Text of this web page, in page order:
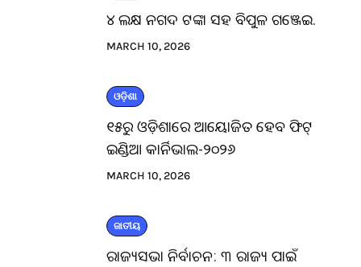
୪ ଲକ୍ଷ ନଗଦ ଟଙ୍କା ସହ ବିପୁଳ ଗଞ୍ଜେଇ.
MARCH 10, 2026
ଓଡ଼ିଶା
୧୫ରୁ ଓଡ଼ିଶାରେ ଆୟୋଜିତ ହେବ ଫିଟ୍
ଇଣ୍ଡିଆ କାର୍ନିଭାଲ-୨୦୨୬
MARCH 10, 2026
ଜାତୀୟ
ରାଜ୍ୟସଭା ନିର୍ବାଚନ: ୩ ରାଜ୍ୟ ପାଇଁ